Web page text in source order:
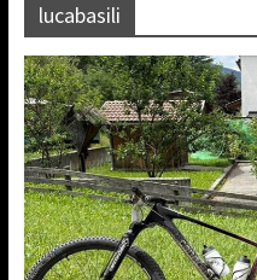
lucabasili